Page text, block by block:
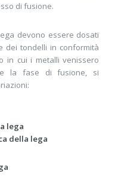
di fusione.
devono essere dosati
dei tondelli in conformità
in cui i metalli venissero
la fase di fusione, si
lega
della lega